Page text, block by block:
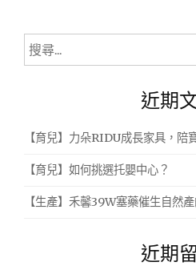
搜
尋
近期
【育兒】力朵RIDU成長家具，陪
【育兒】如何挑選托嬰中心？
【生產】禾馨39W塞藥催生自然
近期